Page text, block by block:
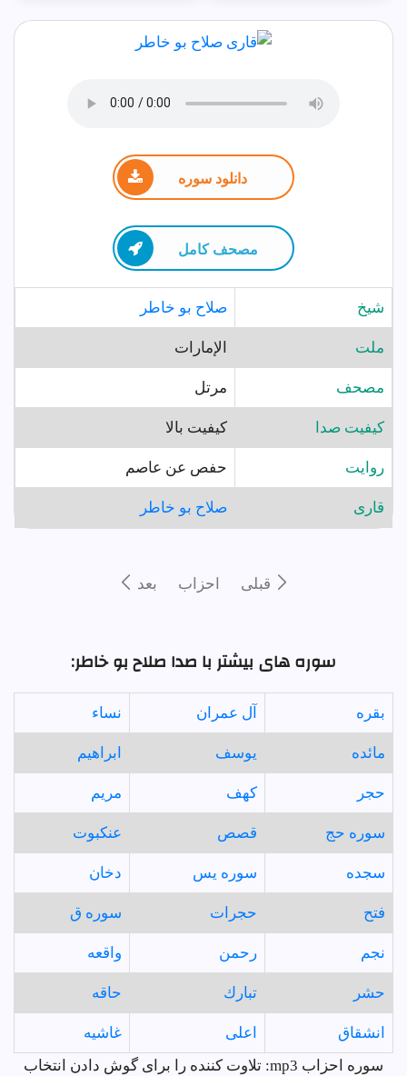
دانلود سوره
مصحف كامل
شيخ صلاح بو خاطر
ملت الإمارات
مصحف مرتل
کیفیت صدا کیفیت بالا
روايت حفص عن عاصم
قارى صلاح بو خاطر
قبلى احزاب بعد
سوره های بیشتر با صدا صلاح بو خاطر:
بقره آل عمران نساء
مائده يوسف ابراهيم
حجر كهف مريم
سوره حج قصص عنكبوت
سجده سوره يس دخان
فتح حجرات سوره ق
نجم رحمن واقعه
حشر تبارك حاقه
انشقاق اعلى
غاشيه
سوره احزاب mp3: تلاوت کننده را برای گوش دادن انتخاب